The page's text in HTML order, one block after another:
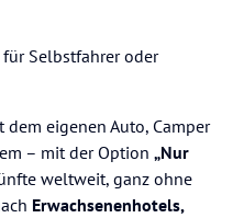
Selbstfahrer oder
eigenen Auto, Camper
– mit der Option „Nur
weltweit, ganz ohne
Erwachsenenhotels,